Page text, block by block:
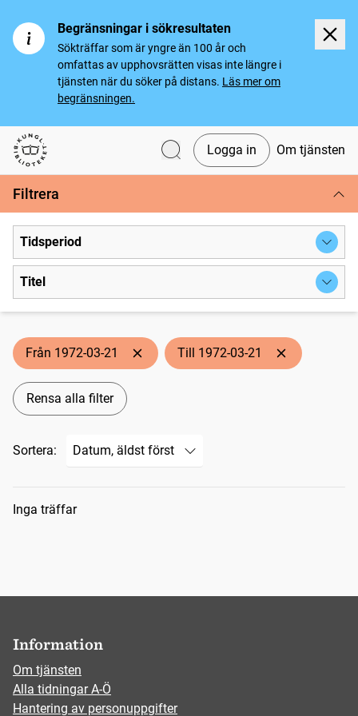
Begränsningar i sökresultaten
Sökträffar som är yngre än 100 år och
omfattas av upphovsrätten visas inte längre i
tjänsten när du söker på distans. Läs mer om
begränsningen.
Svenska tidningar
Logga in Om tjänsten
Filtrera
Tidsperiod
Titel
Från 1972-03-21 Till 1972-03-21
Rensa alla filter
Sortera:
Sökresultat
Inga träffar
Information
Om tjänsten
Alla tidningar A-Ö
Hantering av personuppgifter